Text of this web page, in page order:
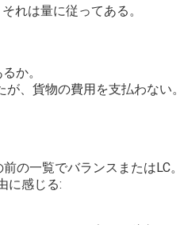
れは量に従ってある。
か。
、貨物の費用を支払わない。
の一覧でバランスまたはLC。
に感じる: